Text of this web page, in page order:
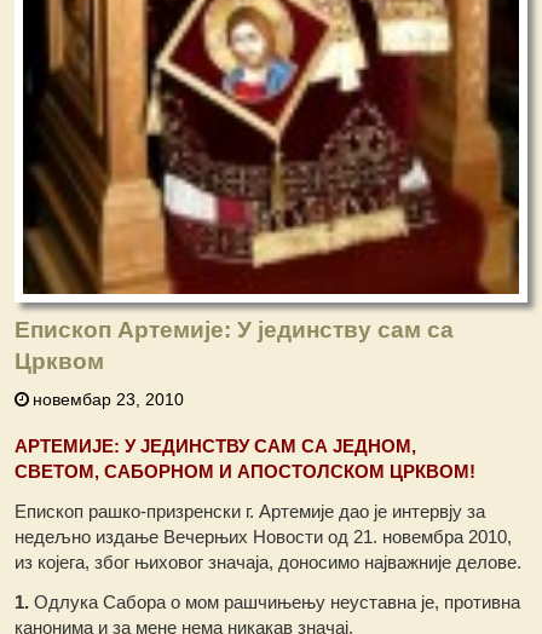
Епископ Артемије: У јединству сам са
Црквом
новембар 23, 2010
АРТЕМИЈЕ: У ЈЕДИНСТВУ САМ СА ЈЕДНОМ,
СВЕТОМ, САБОРНОМ И АПОСТОЛСКОМ ЦРКВОМ!
Епископ рашко-призренски г. Артемије дао је интервју за
недељно издање Вечерњих Новости од 21. новембра 2010,
из којега, због њиховог значаја, доносимо најважније делове.
1. Одлука Сабора о мом рашчињењу неуставна је, противна
канонима и за мене нема никакав значај.